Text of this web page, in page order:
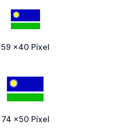
59 x40 Píxel
74 x50 Píxel